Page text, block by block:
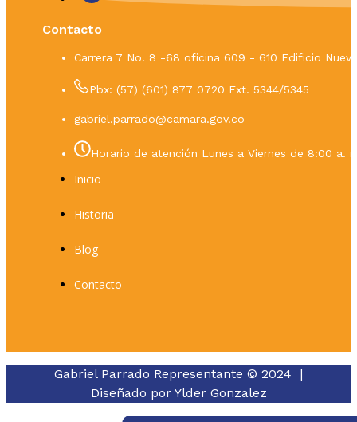
Contacto
Carrera 7 No. 8 -68 oficina 609 - 610 Edificio
Pbx: (57) (601) 877 0720 Ext. 5344/5345
gabriel.parrado@camara.gov.co
Horario de atención Lunes a Viernes de 8:00 a.
Inicio
Historia
Blog
Contacto
Gabriel Parrado Representante © 2024 |
Diseñado por Ylder Gonzalez